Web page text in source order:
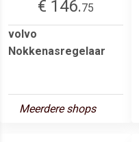
€ 146.75
volvo
Nokkenasregelaar
Meerdere shops